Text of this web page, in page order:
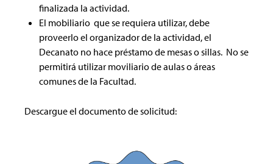
finalizada la actividad.
El mobiliario que se requiera utilizar, debe
proveerlo el organizador de la actividad, el
Decanato no hace préstamo de mesas o sillas. No se
permitirá utilizar moviliario de aulas o áreas
comunes de la Facultad.
Descargue el documento de solicitud: